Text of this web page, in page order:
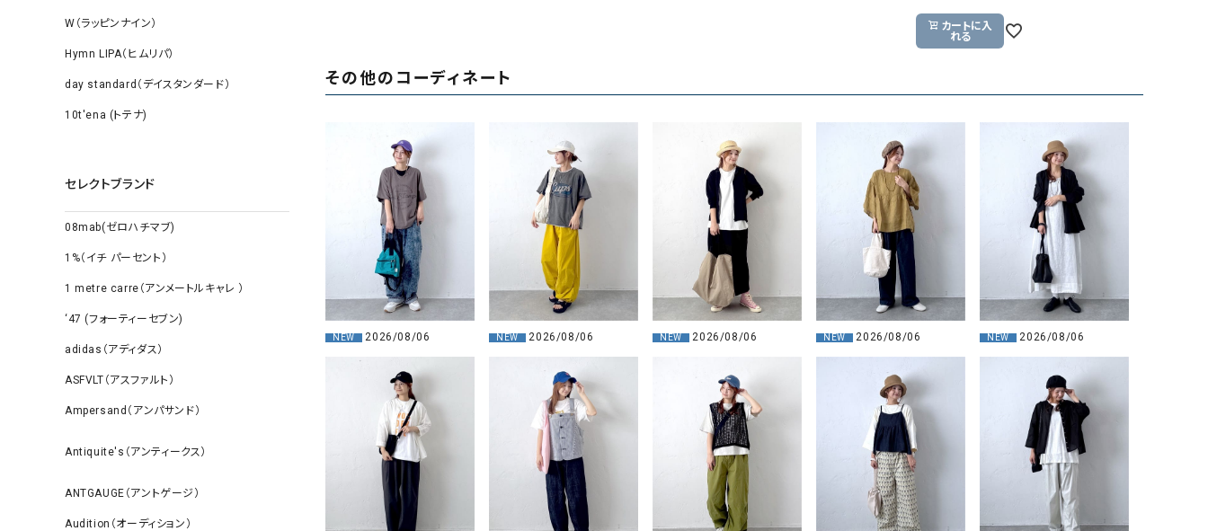
GOOD SPEED（グッドスピード）
GAIMO（ガイモ）
GRAMICCI（グラミチ）
USU GALLERY（ユーエス
（ｇ） （グラム） upper hights（アッパーハイ
Gives a sense of fullment +phenix（フェニックス）
HUNTER（ハンター） WILD THINGS（ワイルドシ
ICHI（イチ）
ILIMA（イリマ）
W（ラッピンナイン）
Hymn LIPA（ヒムリパ）
day standard（デイスタンダード）
10t'ena (トテナ)
セレクトブランド
08mab(ゼロハチマブ)
1%（イチ パーセント）
1 metre carre（アンメートルキャレ ）
‘47 (フォーティーセブン)
adidas（アディダス）
ASFVLT（アスファルト）
Ampersand（アンパサンド）
Antiquite's（アンティークス）
ANTGAUGE（アントゲージ）
Audition（オーディション）
カートに入
れる
その他のコーディネート
NEW 2026/08/06 NEW 2026/08/06 NEW 2026/08/06 NEW 2026/08/06 NEW 2026/08/06